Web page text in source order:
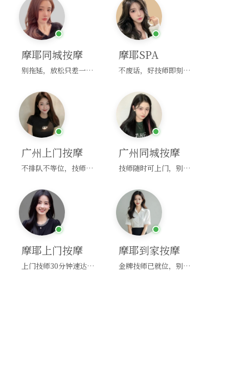
摩耶同城按摩
别拖延，放松只差一次点击！
摩耶SPA
不废话，好技师即刻上门，约！
广州上门按摩
不排队不等位，技师直奔你家！
广州同城按摩
技师随时可上门，别啰嗦，赶紧约！
摩耶上门按摩
上门技师30分钟速达，别问，快约！
摩耶到家按摩
金牌技师已就位，别纠结，马上预约！